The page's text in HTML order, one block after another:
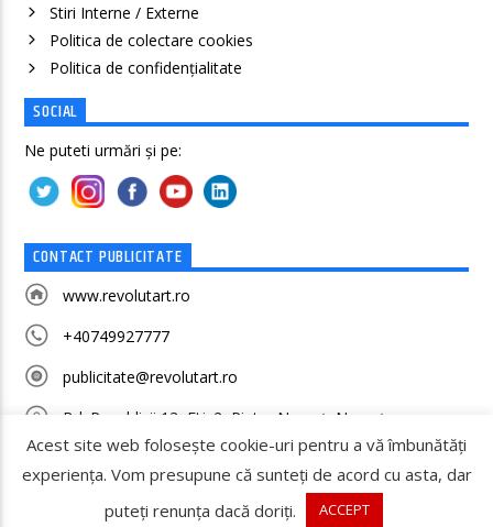
Stiri Interne / Externe
Politica de colectare cookies
Politica de confidenţialitate
SOCIAL
Ne puteti urmări și pe:
CONTACT PUBLICITATE
www.revolutart.ro
+40749927777
publicitate@revolutart.ro
Bd. Republicii 13, Etj. 2, Piatra Neamț, Neamț
Acest site web folosește cookie-uri pentru a vă îmbunătăți
experiența. Vom presupune că sunteți de acord cu asta, dar
puteți renunța dacă doriți.
ACCEPT